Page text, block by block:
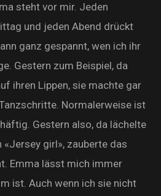
steht vor mir. Jeden
und jeden Abend drückt
ganz gespannt, wen ich ihr
Gestern zum Beispiel, da
ihren Lippen, sie machte gar
Normalerweise ist
Gestern also, da lächelte
«Jersey girl», zauberte das
Emma lässt mich immer
ist. Auch wenn ich sie nicht